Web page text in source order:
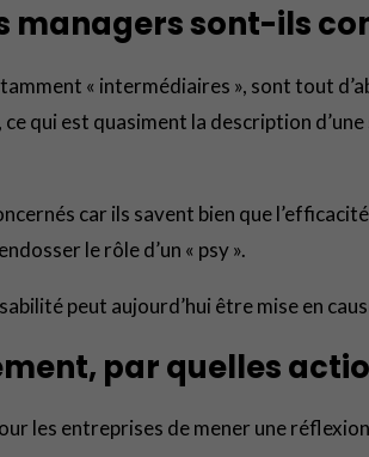
managers sont-ils
« intermédiaires », sont tout
qui est quasiment la description d’une
car ils savent bien que
le rôle d’un « psy ».
peut aujourd’hui être mise en
par quelles
les entreprises de mener une